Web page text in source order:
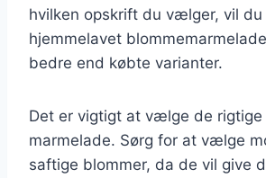
hvilken opskrift du vælger, vil du
hjemmelavet
bedre end købte varianter.
Det er vigtigt at vælge de
marmelade. Sørg for at vælge
saftige blommer, da de vil give